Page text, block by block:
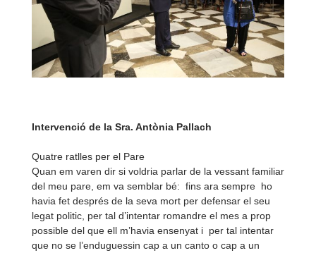
Intervenció de la Sra. Antònia Pallach
Quatre ratlles per el Pare
Quan em varen dir si voldria parlar de la vessant familiar
del meu pare, em va semblar bé: fins ara sempre ho
havia fet després de la seva mort per defensar el seu
legat politic, per tal d’intentar romandre el mes a prop
possible del que ell m’havia ensenyat i per tal intentar
que no se l’enduguessin cap a un canto o cap a un